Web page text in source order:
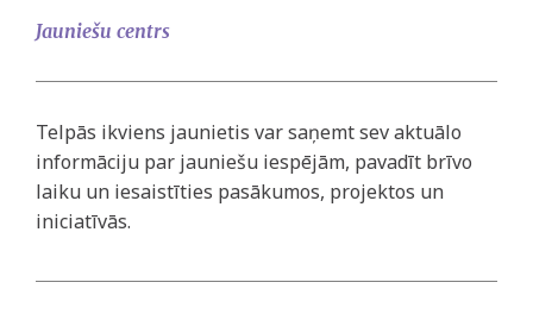
Jauniešu centrs
Telpās ikviens jaunietis var saņemt sev aktuālo
informāciju par jauniešu iespējām, pavadīt brīvo
laiku un iesaistīties pasākumos, projektos un
iniciatīvās.